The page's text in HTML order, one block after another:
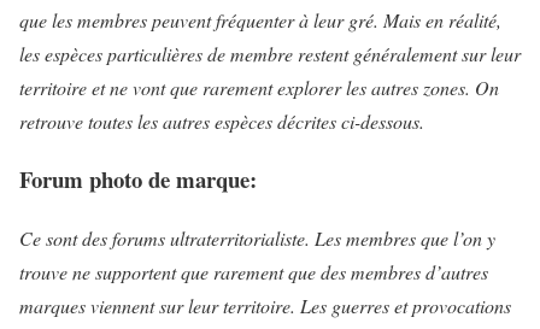
que les membres peuvent fréquenter à leur gré. Mais en réalité,
les espèces particulières de membre restent généralement sur leur
territoire et ne vont que rarement explorer les autres zones. On
retrouve toutes les autres espèces décrites ci-dessous.
Forum photo de marque:
Ce sont des forums ultraterritorialiste. Les membres que l’on y
trouve ne supportent que rarement que des membres d’autres
marques viennent sur leur territoire. Les guerres et provocations